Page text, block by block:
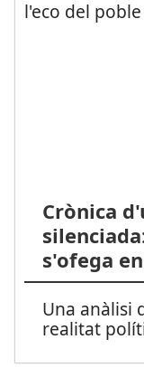
Crònica
s'ofega
Una anàlisi
realitat